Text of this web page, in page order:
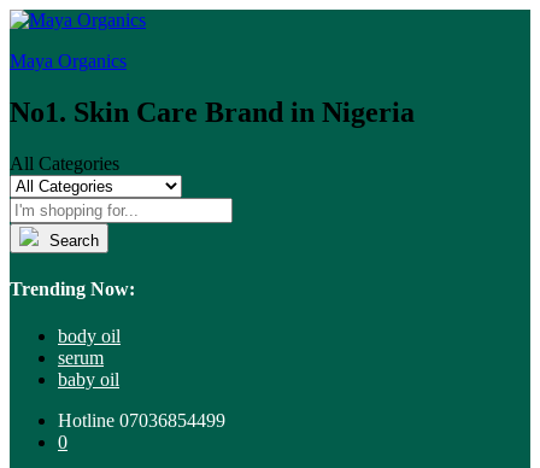
Maya Organics
No1. Skin Care Brand in Nigeria
All Categories
Search
Trending Now:
body oil
serum
baby oil
Hotline 07036854499
0